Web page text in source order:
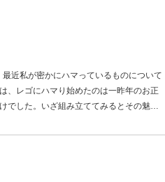
近私が密かにハマっているものについて
、レゴにハマり始めたのは一昨年のお正
でした。いざ組み立ててみるとその魅…